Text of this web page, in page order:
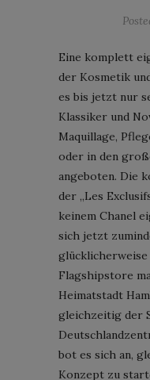
Eine komplett
der Kosmetik
es bis jetzt nur
Klassiker und
Maquillage,
oder in den
angeboten. Die
der „Les
keinem Chanel
sich jetzt
Flagshipstore
Heimatstadt
gleichzeitig der
bot es sich an,
Konzept zu